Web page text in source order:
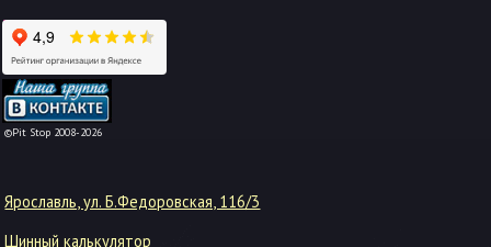
©Pit Stop 2008-2026
-->
Ярославль, ул. Б.Федоровская, 116/3
Шинный калькулятор